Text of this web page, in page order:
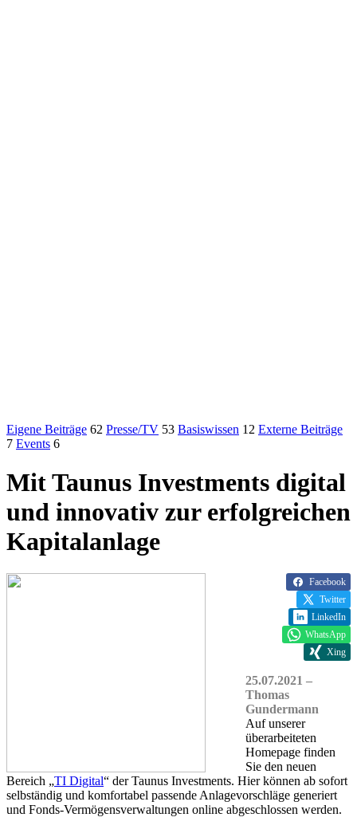
Eigene Beiträge 62 Presse/TV 53 Basiswissen 12 Externe Beiträge
7 Events 6
Mit Taunus Investments digital
und innovativ zur erfolgreichen
Kapitalanlage
Facebook
Twitter
LinkedIn
WhatsApp
Xing
25.07.2021 –
Thomas
Gundermann
Auf unserer
überarbeiteten
Homepage finden
Sie den neuen
Bereich „TI Digital“ der Taunus Investments. Hier können ab sofort
selbständig und komfortabel passende Anlagevorschläge generiert
und Fonds-Vermögensverwaltungen online abgeschlossen werden.